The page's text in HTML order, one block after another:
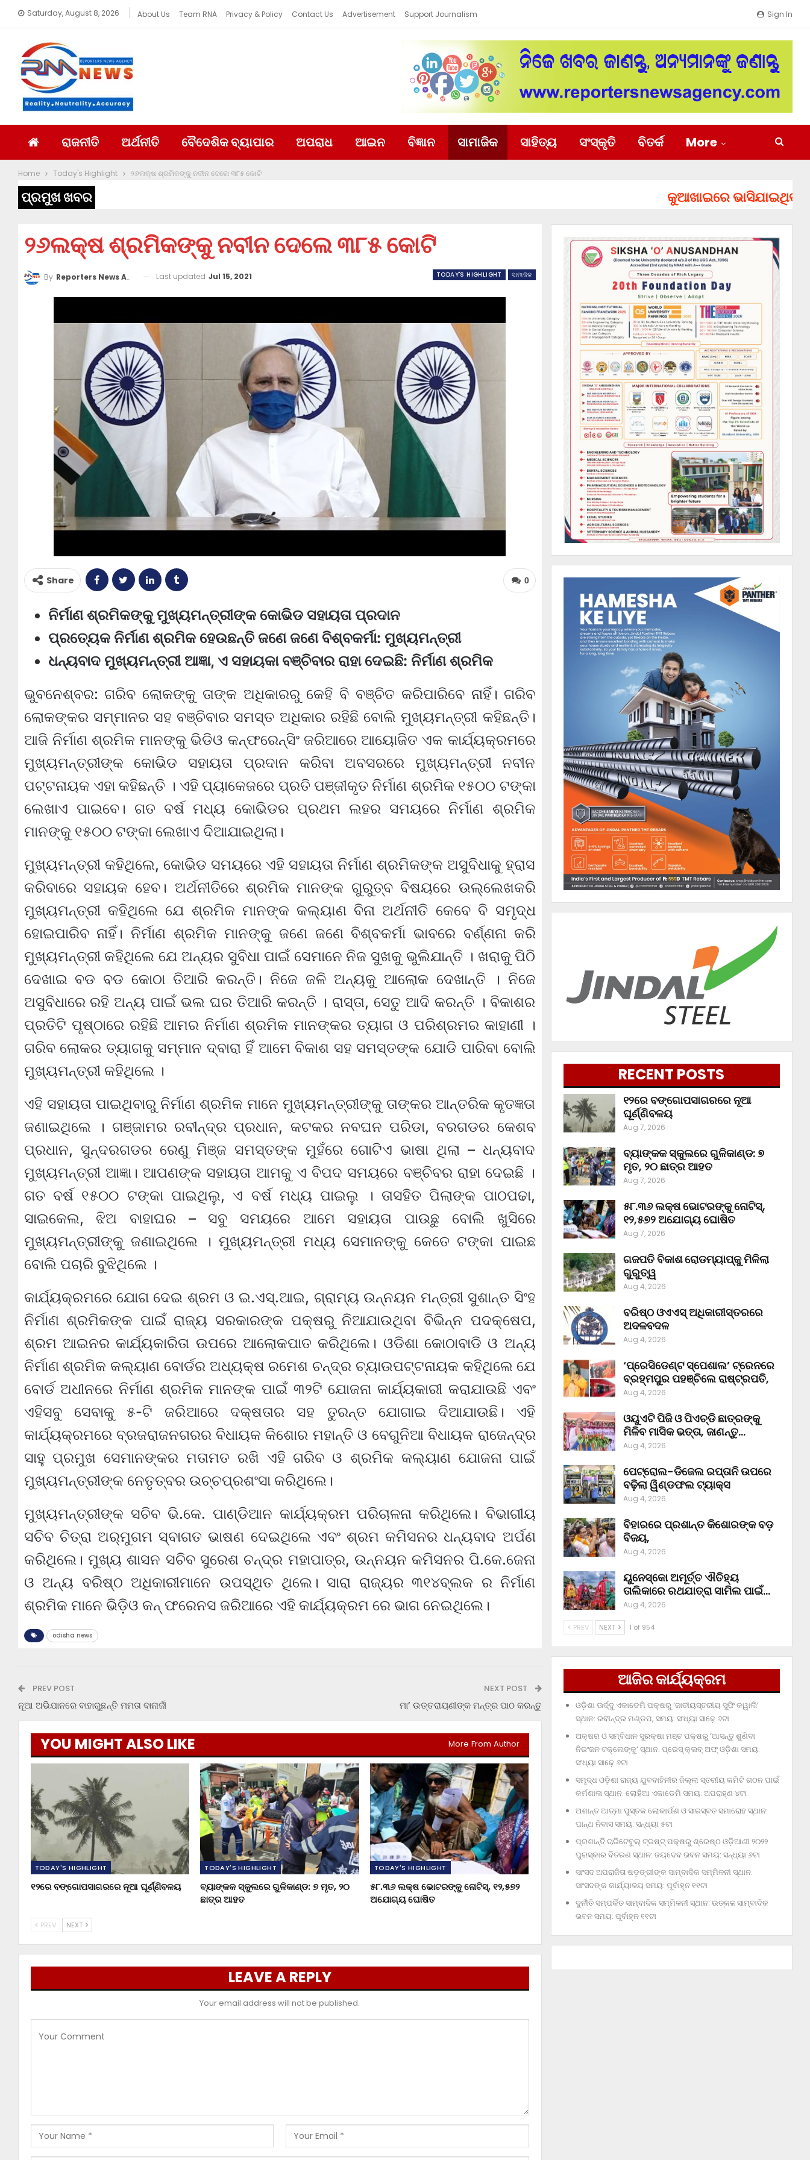
Sign In
Saturday, August 8, 2026 About Us Team RNA Privacy & Policy Contact Us Advertisement Support Journalism
ରାଜନୀତି ଅର୍ଥନୀତି ବୈଦେଶିକ ବ୍ୟାପାର ଅପରାଧ ଆଇନ ବିଜ୍ଞାନ ସାମାଜିକ ସାହିତ୍ୟ ସଂସ୍କୃତି ବିତର୍କ More
Home Today's Highlight ୨୬ଲକ୍ଷ ଶ୍ରମିକଙ୍କୁ ନବୀନ ଦେଲେ ୩୮୫ କୋଟି
ପ୍ରମୁଖ ଖବର କୁଆଖାଇରେ ଭାସିଯାଇଥିବା ୨
୨୬ଲକ୍ଷ ଶ୍ରମିକଙ୍କୁ ନବୀନ ଦେଲେ ୩୮୫ କୋଟି
TODAY'S HIGHLIGHT ସାମାଜିକ
By Reporters News Agency Last updated Jul 15, 2021
0
Share
ନିର୍ମାଣ ଶ୍ରମିକଙ୍କୁ ମୁଖ୍ୟମନ୍ତ୍ରୀଙ୍କ କୋଭିଡ ସହାୟତା ପ୍ରଦାନ
ପ୍ରତ୍ୟେକ ନିର୍ମାଣ ଶ୍ରମିକ ହେଉଛନ୍ତି ଜଣେ ଜଣେ ବିଶ୍ବକର୍ମା: ମୁଖ୍ୟମନ୍ତ୍ରୀ
ଧନ୍ୟବାଦ ମୁଖ୍ୟମନ୍ତ୍ରୀ ଆଜ୍ଞା, ଏ ସହାୟକା ବଞ୍ଚିବାର ରାହା ଦେଇଛି: ନିର୍ମାଣ ଶ୍ରମିକ
ଭୁବନେଶ୍ବର: ଗରିବ ଲୋକଙ୍କୁ ତାଙ୍କ ଅଧିକାରରୁ କେହି ବି ବଞ୍ଚିତ କରିପାରିବେ ନାହିଁ। ଗରିବ
ଲୋକଙ୍କର ସମ୍ମାନର ସହ ବଞ୍ଚିବାର ସମସ୍ତ ଅଧିକାର ରହିଛି ବୋଲି ମୁଖ୍ୟମନ୍ତ୍ରୀ କହିଛନ୍ତି।
ଆଜି ନିର୍ମାଣ ଶ୍ରମିକ ମାନଙ୍କୁ ଭିଡିଓ କନ୍‌ଫରେନ୍‌ସିଂ ଜରିଆରେ ଆୟୋଜିତ ଏକ କାର୍ଯ୍ୟକ୍ରମରେ
ମୁଖ୍ୟମନ୍ତ୍ରୀଙ୍କ କୋଭିଡ ସହାୟତା ପ୍ରଦାନ କରିବା ଅବସରରେ ମୁଖ୍ୟମନ୍ତ୍ରୀ ନବୀନ
ପଟ୍ଟନାୟକ ଏହା କହିଛନ୍ତି । ଏହି ପ୍ୟାକେଜରେ ପ୍ରତି ପଞ୍ଜୀକୃତ ନିର୍ମାଣ ଶ୍ରମିକ ୧୫୦୦ ଟଙ୍କା
ଲେଖାଏ ପାଇବେ। ଗତ ବର୍ଷ ମଧ୍ୟ କୋଭିଡର ପ୍ରଥମ ଲହର ସମୟରେ ନିର୍ମାଣ ଶ୍ରମିକ
ମାନଙ୍କୁ ୧୫୦୦ ଟଙ୍କା ଲେଖାଏ ଦିଆଯାଇଥିଲା।
ମୁଖ୍ୟମନ୍ତ୍ରୀ କହିଥିଲେ, କୋଭିଡ ସମୟରେ ଏହି ସହାୟତା ନିର୍ମାଣ ଶ୍ରମିକଙ୍କ ଅସୁବିଧାକୁ ହ୍ରାସ
କରିବାରେ ସହାୟକ ହେବ। ଅର୍ଥନୀତିରେ ଶ୍ରମିକ ମାନଙ୍କ ଗୁରୁତ୍ବ ବିଷୟରେ ଉଲ୍ଲେଖକରି
ମୁଖ୍ୟମନ୍ତ୍ରୀ କହିଥିଲେ ଯେ ଶ୍ରମିକ ମାନଙ୍କ କଲ୍ୟାଣ ବିନା ଅର୍ଥନୀତି କେବେ ବି ସମୃଦ୍ଧ
ହୋଇପାରିବ ନାହିଁ। ନିର୍ମାଣ ଶ୍ରମିକ ମାନଙ୍କୁ ଜଣେ ଜଣେ ବିଶ୍ବକର୍ମା ଭାବରେ ବର୍ଣ୍ଣନା କରି
ମୁଖ୍ୟମନ୍ତ୍ରୀ କହିଥିଲେ ଯେ ଅନ୍ୟର ସୁବିଧା ପାଇଁ ସେମାନେ ନିଜ ସୁଖକୁ ଭୁଲିଯାନ୍ତି । ଖରାକୁ ପିଠି
ଦେଖାଇ ବଡ ବଡ କୋଠା ତିଆରି କରନ୍ତି। ନିଜେ ଜଳି ଅନ୍ୟକୁ ଆଲୋକ ଦେଖାନ୍ତି । ନିଜେ
ଅସୁବିଧାରେ ରହି ଅନ୍ୟ ପାଇଁ ଭଲ ଘର ତିଆରି କରନ୍ତି । ରାସ୍ତା, ସେତୁ ଆଦି କରନ୍ତି । ବିକାଶର
ପ୍ରତିଟି ପୃଷ୍ଠାରେ ରହିଛି ଆମର ନିର୍ମାଣ ଶ୍ରମିକ ମାନଙ୍କର ତ୍ୟାଗ ଓ ପରିଶ୍ରମର କାହାଣୀ ।
ଗରିବ ଲୋକର ତ୍ୟାଗକୁ ସମ୍ମାନ ଦ୍ବାରା ହିଁ ଆମେ ବିକାଶ ସହ ସମସ୍ତଙ୍କ ଯୋଡି ପାରିବା ବୋଲି
ମୁଖ୍ୟମନ୍ତ୍ରୀ କହିଥିଲେ ।
ଏହି ସହାୟତା ପାଇଥିବାରୁ ନିର୍ମାଣ ଶ୍ରମିକ ମାନେ ମୁଖ୍ୟମନ୍ତ୍ରୀଙ୍କୁ ତାଙ୍କର ଆନ୍ତରିକ କୃତଜ୍ଞତା
ଜଣାଇଥିଲେ । ଗଞ୍ଜାମର ରବୀନ୍ଦ୍ର ପ୍ରଧାନ, କଟକର ନବଘନ ପରିଡା, ବରଗଡର କେଶବ
ପ୍ରଧାନ, ସୁନ୍ଦରଗଡର ରେଣୁ ମିଞ୍ଜ ସମସ୍ତଙ୍କ ମୁହଁରେ ଗୋଟିଏ ଭାଷା ଥିଲା – ଧନ୍ୟବାଦ
ମୁଖ୍ୟମନ୍ତ୍ରୀ ଆଜ୍ଞା। ଆପଣଙ୍କ ସହାୟତା ଆମକୁ ଏ ବିପଦ ସମୟରେ ବଞ୍ଚିବର ରାହା ଦେଇଛି ।
ଗତ ବର୍ଷ ୧୫୦୦ ଟଙ୍କା ପାଇଥିଲୁ, ଏ ବର୍ଷ ମଧ୍ୟ ପାଇଲୁ । ତାସହିତ ପିଲାଙ୍କ ପାଠପଢା,
ସାଇକେଲ, ଝିଅ ବାହାଘର – ସବୁ ସମୟରେ ଆମେ ସହାୟତା ପାଉଛୁ ବୋଲି ଖୁସିରେ
ମୁଖ୍ୟମନ୍ତ୍ରୀଙ୍କୁ ଜଣାଇଥିଲେ । ମୁଖ୍ୟମନ୍ତ୍ରୀ ମଧ୍ୟ ସେମାନଙ୍କୁ କେତେ ଟଙ୍କା ପାଇଛ
ବୋଲି ପଚାରି ବୁଝିଥିଲେ ।
କାର୍ଯ୍ୟକ୍ରମରେ ଯୋଗ ଦେଇ ଶ୍ରମ ଓ ଇ.ଏସ୍‌.ଆଇ, ଗ୍ରାମ୍ୟ ଉନ୍ନୟନ ମନ୍ତ୍ରୀ ସୁଶାନ୍ତ ସିଂହ
ନିର୍ମାଣ ଶ୍ରମିକଙ୍କ ପାଇଁ ରାଜ୍ୟ ସରକାରଙ୍କ ପକ୍ଷରୁ ନିଆଯାଉଥିବା ବିଭିନ୍ନ ପଦକ୍ଷେପ,
ଶ୍ରମ ଆଇନର କାର୍ଯ୍ୟକାରିତା ଉପରେ ଆଲୋକପାତ କରିଥିଲେ। ଓଡିଶା କୋଠାବାଡି ଓ ଅନ୍ୟ
ନିର୍ମାଣ ଶ୍ରମିକ କଲ୍ୟାଣ ବୋର୍ଡର ଅଧ୍ୟକ୍ଷ ରମେଶ ଚନ୍ଦ୍ର ଚ୍ୟାଉପଟ୍ଟନାୟକ କହିଥିଲେ ଯେ
ବୋର୍ଡ ଅଧୀନରେ ନିର୍ମାଣ ଶ୍ରମିକ ମାନଙ୍କ ପାଇଁ ୩୨ଟି ଯୋଜନା କାର୍ଯ୍ୟକାରୀ କରାଯାଉଛି ଏବଂ
ଏହିସବୁ ସେବାକୁ ୫-ଟି ଜରିଆରେ ଦକ୍ଷତାର ସହ ତୁରନ୍ତ ଯୋଗାଇ ଦିଆଯାଉଛି। ଏହି
କାର୍ଯ୍ୟକ୍ରମରେ ବ୍ରଜରାଜନଗରର ବିଧାୟକ କିଶୋର ମହାନ୍ତି ଓ ବେଗୁନିଆ ବିଧାୟକ ରାଜେନ୍ଦ୍ର
ସାହୁ ପ୍ରମୁଖ ସେମାନଙ୍କର ମତାମତ ରଖି ଏହି ଗରିବ ଓ ଶ୍ରମିକ କଲ୍ୟାଣ ଯୋଜନା ପାଇଁ
ମୁଖ୍ୟମନ୍ତ୍ରୀଙ୍କ ନେତୃତ୍ବର ଉଚ୍ଚପ୍ରଶଂସା କରିଥିଲେ।
ମୁଖ୍ୟମନ୍ତ୍ରୀଙ୍କ ସଚିବ ଭି.କେ. ପାଣ୍ଡିଆନ କାର୍ଯ୍ୟକ୍ରମ ପରିଚାଳନା କରିଥିଲେ। ବିଭାଗୀୟ
ସଚିବ ଚିତ୍ରା ଅର୍‌ମୁଗମ ସ୍ବାଗତ ଭାଷଣ ଦେଇଥିଲେ ଏବଂ ଶ୍ରମ କମିସନର ଧନ୍ୟବାଦ ଅର୍ପଣ
କରିଥିଲେ। ମୁଖ୍ୟ ଶାସନ ସଚିବ ସୁରେଶ ଚନ୍ଦ୍ର ମହାପାତ୍ର, ଉନ୍ନୟନ କମିସନର ପି.କେ.ଜେନା
ଓ ଅନ୍ୟ ବରିଷ୍ଠ ଅଧିକାରୀମାନେ ଉପସ୍ଥିତ ଥିଲେ। ସାରା ରାଜ୍ୟର ୩୧୪ବ୍ଲକ ର ନିର୍ମାଣ
ଶ୍ରମିକ ମାନେ ଭିଡ଼ିଓ କନ୍ ଫରେନସ ଜରିଆରେ ଏହି କାର୍ଯ୍ୟକ୍ରମ ରେ ଭାଗ ନେଇଥିଲେ।
odisha news
PREV POST
ନୂଆ ଅଭିଯାନରେ ବାହାରୁଛନ୍ତି ମମତା ବାନାର୍ଜୀ
NEXT POST
ମା’ ଉତ୍ତରାୟଣୀଙ୍କ ମନ୍ତ୍ର ପାଠ କରନ୍ତୁ
YOU MIGHT ALSO LIKE More From Author
TODAY'S HIGHLIGHT
୧୨ରେ ବଙ୍ଗୋପସାଗରରେ ନୂଆ ଘୂର୍ଣ୍ଣିବଳୟ
TODAY'S HIGHLIGHT
ବ୍ୟାଙ୍କକ ସ୍କୁଲରେ ଗୁଳିକାଣ୍ଡ: ୭ ମୃତ, ୨୦
ଛାତ୍ର ଆହତ
TODAY'S HIGHLIGHT
୫୮.୩୬ ଲକ୍ଷ ଭୋଟରଙ୍କୁ ନୋଟିସ୍‌, ୧୨,୫୭୨
ଅଯୋଗ୍ୟ ଘୋଷିତ
PREV NEXT
LEAVE A REPLY
Your email address will not be published.
RECENT POSTS
୧୨ରେ ବଙ୍ଗୋପସାଗରରେ ନୂଆ
ଘୂର୍ଣ୍ଣିବଳୟ
Aug 7, 2026
ବ୍ୟାଙ୍କକ ସ୍କୁଲରେ ଗୁଳିକାଣ୍ଡ: ୭
ମୃତ, ୨୦ ଛାତ୍ର ଆହତ
Aug 7, 2026
୫୮.୩୬ ଲକ୍ଷ ଭୋଟରଙ୍କୁ ନୋଟିସ୍‌,
୧୨,୫୭୨ ଅଯୋଗ୍ୟ ଘୋଷିତ
Aug 7, 2026
ଗଜପତି ବିକାଶ ରୋଡମ୍ୟାପ୍‌କୁ ମିଳିଲା
ଗୁରୁତ୍ୱ
Aug 4, 2026
ବରିଷ୍ଠ ଓଏଏସ୍‌ ଅଧିକାରୀସ୍ତରରେ
ଅଦଳବଦଳ
Aug 4, 2026
‘ପ୍ରେସିଡେଣ୍ଟ ସ୍ପେଶାଲ’ ଟ୍ରେନରେ
ବ୍ରହ୍ମପୁର ପହଞ୍ଚିଲେ ରାଷ୍ଟ୍ରପତି,
Aug 4, 2026
ଓୟୁଏଟି ପିଜି ଓ ପିଏଚ୍‌ଡି ଛାତ୍ରଙ୍କୁ
ମିଳିବ ମାସିକ ଭତ୍ତା, ଜାଣନ୍ତୁ…
Aug 4, 2026
ପେଟ୍ରୋଲ-ଡିଜେଲ ରପ୍ତାନି ଉପରେ
ବଢ଼ିଲା ୱିଣ୍ଡଫଲ ଟ୍ୟାକ୍ସ
Aug 4, 2026
ବିହାରରେ ପ୍ରଶାନ୍ତ କିଶୋରଙ୍କ ବଡ଼
ବିଜୟ,
Aug 4, 2026
ୟୁନେସ୍କୋ ଅମୂର୍ତ୍ତ ଐତିହ୍ୟ
ତାଲିକାରେ ରଥଯାତ୍ରା ସାମିଲ ପାଇଁ…
Aug 4, 2026
PREV NEXT 1 of 954
ଆଜିର କାର୍ଯ୍ୟକ୍ରମ
ଓଡ଼ିଶା ଊର୍ଦ୍ଦୁ ଏକାଡେମି ପକ୍ଷରୁ ‘ଜାତୀୟସ୍ତରୀୟ ସୁଫି କୱାଲି’
ସ୍ଥାନ: ରବୀନ୍ଦ୍ର ମଣ୍ଡପ, ସମୟ: ସଂଧ୍ୟା ସାଢ଼େ ୬ଟା
ଅକ୍ଷର ଓ ସମ୍ବିଧାନ ସୁରକ୍ଷା ମଞ୍ଚ ପକ୍ଷରୁ ‘ଆସନ୍ତୁ ଶୁଣିବା
ନିରଂଜନ ଟକ୍‌ଲେଙ୍କୁ’ ସ୍ଥାନ: ପ୍ରେସ୍‌ କ୍ଲବ୍‌ ଅଫ୍‌ ଓଡ଼ିଶା ସମୟ:
ସଂଧ୍ୟା ସାଢ଼େ ୬ଟା
ସମୃଦ୍ଧ ଓଡ଼ିଶା ରାଜ୍ୟ ଯୁବବାହିନୀର ଜିଲ୍ଲା ସ୍ତରୀୟ କମିଟି ଗଠନ ପାଇଁ
କର୍ମଶାଳା ସ୍ଥାନ: ଲୋହିଆ ଏକାଡେମି ସମୟ: ଅପରାହ୍‌ଣ ୪ଟା
ଅଶାନ୍ତ ଆତ୍ମା ପୁସ୍ତକ ଲୋକାର୍ପଣ ଓ ସାରସ୍ବତ ସମାରୋହ ସ୍ଥାନ:
ପାନ୍ଥ ନିବାସ ସମୟ: ସନ୍ଧ୍ୟା ୫ଟା
ପ୍ରଶାନ୍ତି ଚାରିଟେବୁଲ୍‌ ଟ୍ରଷ୍ଟ୍‌ ପକ୍ଷରୁ ଶ୍ରେଷ୍ଠ ଓଡ଼ିଆଣୀ ୨୦୨୨
ପୁରସ୍କାର ବିତରଣ ସ୍ଥାନ: ଜୟଦେବ ଭବନ ସମୟ: ସନ୍ଧ୍ୟା ୬ଟା
ସାଂସଦ ଅପରାଜିତା ଷଡ଼ଙ୍ଗୀଙ୍କ ସାମ୍ବାଦିକ ସମ୍ମିଳନୀ ସ୍ଥାନ:
ସାଂସଦଙ୍କ କାର୍ଯ୍ୟାଳୟ ସମୟ: ପୂର୍ବାହ୍ନ ୧୧ଟା
ଦୁର୍ନୀତି ସମ୍ପର୍କିତ ସାମ୍ବାଦିକ ସମ୍ମିଳନୀ ସ୍ଥାନ: ଉତ୍କଳ ସାମ୍ବାଦିକ
ଭବନ ସମୟ: ପୂର୍ବାହ୍ନ ୧୧ଟା